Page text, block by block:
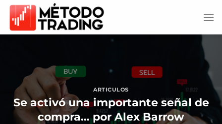
Saltar
contenido
ARTICULOS
Se activó una importante señal de
compra… por Alex Barrow